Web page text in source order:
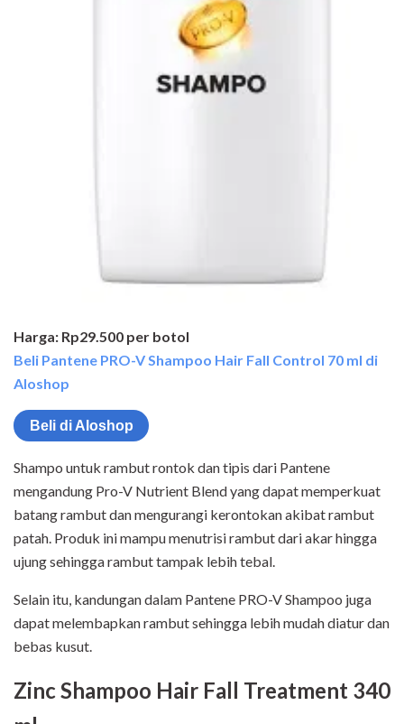
Harga: Rp29.500 per botol
Beli Pantene PRO-V Shampoo Hair Fall Control 70 ml di
Aloshop
Beli di Aloshop
Shampo untuk rambut rontok dan tipis dari Pantene
mengandung Pro-V Nutrient Blend yang dapat memperkuat
batang rambut dan mengurangi kerontokan akibat rambut
patah. Produk ini mampu menutrisi rambut dari akar hingga
ujung sehingga rambut tampak lebih tebal.
Selain itu, kandungan dalam Pantene PRO-V Shampoo juga
dapat melembapkan rambut sehingga lebih mudah diatur dan
bebas kusut.
Zinc Shampoo Hair Fall Treatment 340